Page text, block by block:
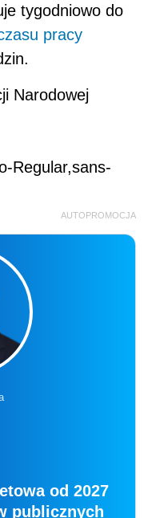
tygodniowo do
pracy
Narodowej
Regular,sans-
AUTOPROMOCJA
od 2027
publicznych